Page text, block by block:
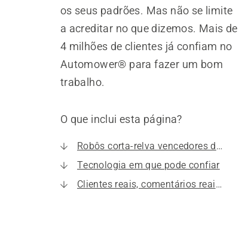
os seus padrões. Mas não se limite
a acreditar no que dizemos. Mais de
4 milhões de clientes já confiam no
Automower® para fazer um bom
trabalho.
O que inclui esta página?
Robôs corta-relva vencedores de prémios que aperfeiçoam o relvado
Tecnologia em que pode confiar
Clientes reais, comentários reais, sem arrependimentos